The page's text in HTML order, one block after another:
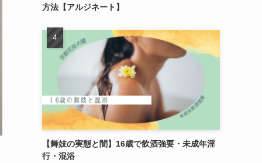
方法【アルジネート】
【舞妓の実態と闇】16歳で飲酒強要・未成年淫
行・混浴